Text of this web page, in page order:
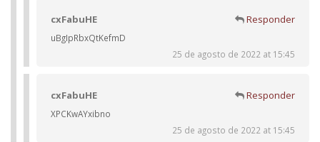
cxFabuHE Responder
uBgIpRbxQtKefmD
25 de agosto de 2022 at 15:45
cxFabuHE Responder
XPCKwAYxibno
25 de agosto de 2022 at 15:45